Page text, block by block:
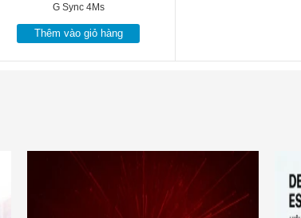
G Sync 4Ms
Thêm vào giỏ hàng